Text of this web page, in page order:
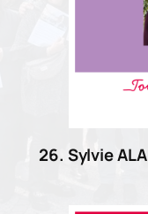
26. Sylvie